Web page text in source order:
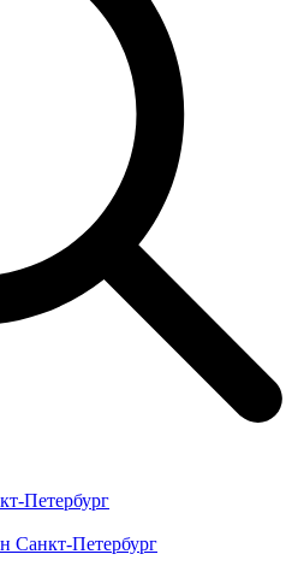
Петербург
Санкт-Петербург